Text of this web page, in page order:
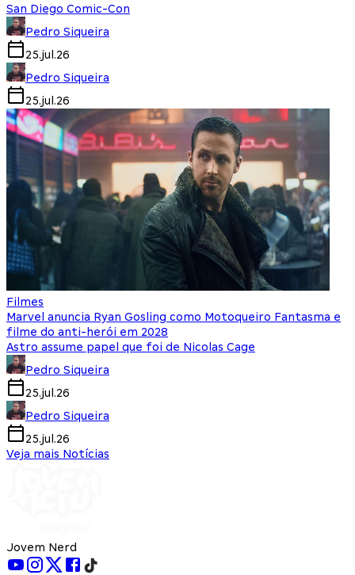
San Diego Comic-Con
Pedro Siqueira
25.jul.26
Pedro Siqueira
25.jul.26
Filmes
Marvel anuncia Ryan Gosling como Motoqueiro Fantasma e
filme do anti-herói em 2028
Astro assume papel que foi de Nicolas Cage
Pedro Siqueira
25.jul.26
Pedro Siqueira
25.jul.26
Veja mais Notícias
Jovem Nerd